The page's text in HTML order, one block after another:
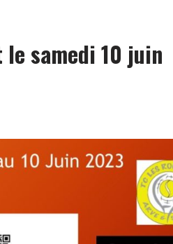
samedi 10 juin